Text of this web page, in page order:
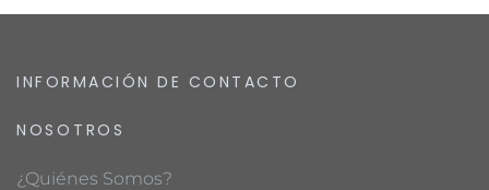
INFORMACIÓN DE CONTACTO
NOSOTROS
¿Quiénes Somos?